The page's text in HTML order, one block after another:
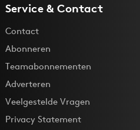
Service & Contact
Contact
Abonneren
Teamabonnementen
Adverteren
Veelgestelde Vragen
Privacy Statement